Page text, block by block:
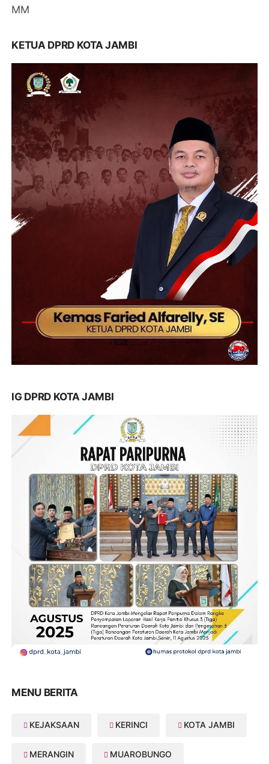
MM
KETUA DPRD KOTA JAMBI
IG DPRD KOTA JAMBI
MENU BERITA
KEJAKSAAN KERINCI KOTA JAMBI
MERANGIN MUAROBUNGO